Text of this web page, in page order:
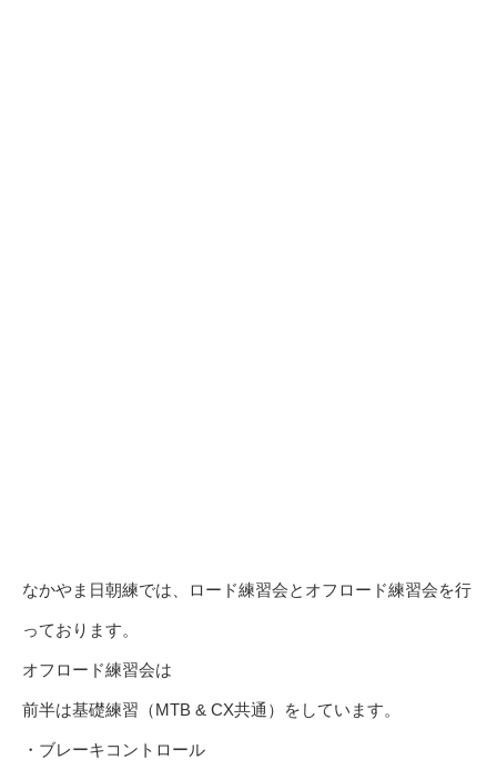
なかやま日朝練では、ロード練習会とオフロード練習会を行
っております。
オフロード練習会は
前半は基礎練習（MTB & CX共通）をしています。
・ブレーキコントロール